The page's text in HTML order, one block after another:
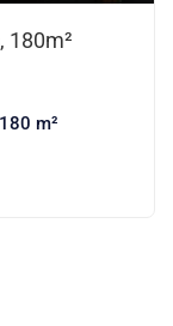
180m²
180 m²